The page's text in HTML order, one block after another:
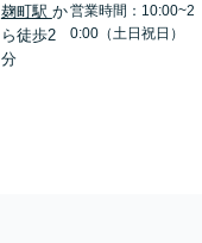
麹町駅 か
ら徒歩2
分
営業時間：10:00~2
0:00（土日祝日）